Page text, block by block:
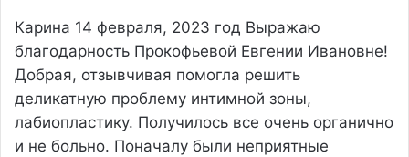
Карина 14 февраля, 2023 год Выражаю
благодарность Прокофьевой Евгении Ивановне!
Добрая, отзывчивая помогла решить
деликатную проблему интимной зоны,
лабиопластику. Получилось все очень органично
и не больно. Поначалу были неприятные